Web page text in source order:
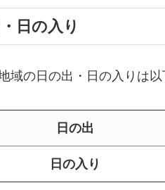
日の入り
域の日の出・日の入りは以
日の出
日の入り